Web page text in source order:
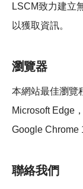
科技分享
LSCM致力建立
以獲取資訊。
瀏覽器
本網站最佳瀏覽
Microsoft Edge
Google Chrome
聯絡我們